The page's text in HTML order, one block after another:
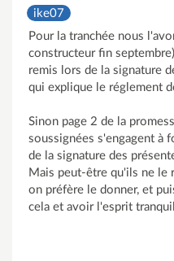
ike07
Pour la tranchée nous
constructeur fin
remis lors de la signature
qui explique le réglement
Sinon page 2 de la
soussignées s'engagent à
de la signature des
Mais peut-être qu'ils ne le
on préfère le donner, et
cela et avoir l'esprit